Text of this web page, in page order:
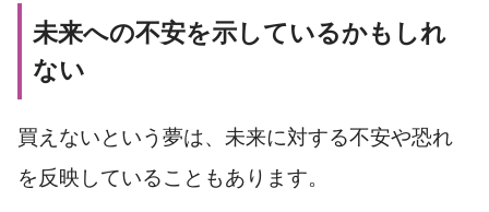
未来への不安を示しているかもしれ
ない
買えないという夢は、未来に対する不安や恐れ
を反映していることもあります。